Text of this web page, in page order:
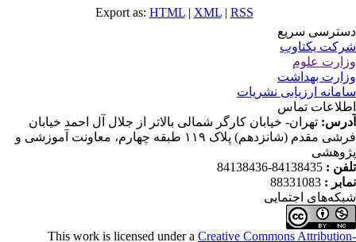
Export as:HTML |XML |RSS
سریع
یکتاوب
علوم
بهداشت
ارزیابی نشریات
تماس
تهران- خیابان کارگر شمالی بالاتر از جلال آل احمد خیابان
فرشی مقدم (شانزدهم) پلاک ۱۱۹ طبقه چهارم، معاونت آموزشی و
:
84138435-84138436
:
88331083
اجتمایی
This work is licensed under aCreative Commons